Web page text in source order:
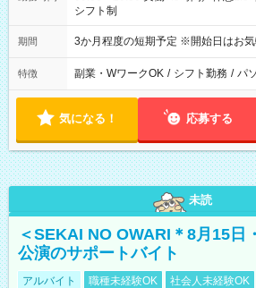
シフト制
期間 3か月程度の短期予定 ※開始日はお
特徴 副業・WワークOK / シフト勤務 / パ
気になる！ 応募する
未読
＜SEKAI NO OWARI＊8月15日
公演のサポートバイト
アルバイト 職種未経験OK 社会人未経験OK